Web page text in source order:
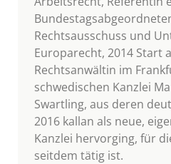
Rechtsausschuss und
Europarecht, 2014 Start
Rechtsanwältin im
schwedischen Kanzlei
Swartling, aus deren
2016 kallan als neue,
Kanzlei hervorging, für
seitdem tätig ist.